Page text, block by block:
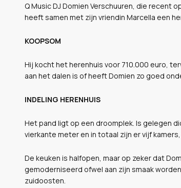
Q Music DJ Domien Verschuuren, die recent
heeft samen met zijn vriendin Marcella een
KOOPSOM
Hij kocht het herenhuis voor 710.000 euro,
aan het dalen is of heeft Domien zo goed
INDELING HERENHUIS
Het pand ligt op een droomplek. Is gelegen
vierkante meter en in totaal zijn er vijf
De keuken is halfopen, maar op zeker dat
gemoderniseerd ofwel aan zijn smaak
zuidoosten.